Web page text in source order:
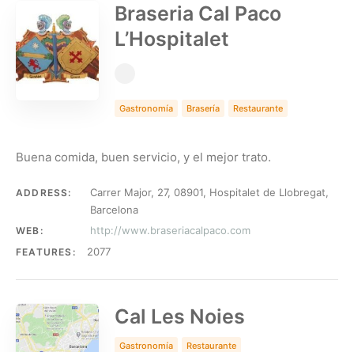
Braseria Cal Paco
L’Hospitalet
Gastronomía Brasería Restaurante
Buena comida, buen servicio, y el mejor trato.
ADDRESS:
Carrer Major, 27, 08901, Hospitalet de Llobregat,
Barcelona
WEB: http://www.braseriacalpaco.com
FEATURES: 2077
Cal Les Noies
Gastronomía Restaurante